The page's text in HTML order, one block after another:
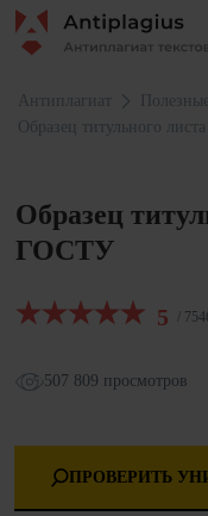
Антиплагиат
Образец титульного
Образец
ГОСТУ
5 /
507 809 просмотров
ПРОВЕРИТЬ